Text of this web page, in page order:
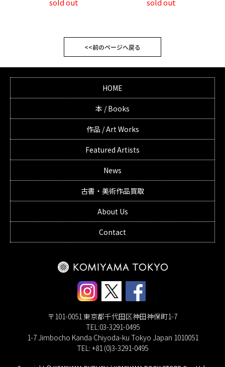
sold out sold out
<<前のページへ戻る
HOME
本 / Books
作品 / Art Works
Featured Artists
News
古書・美術作品買取
About Us
Contact
〒101-0051 東京都千代田区神田神保町1-7
TEL:03-3291-0495
1-7 Jimbocho Kanda Chiyoda-ku Tokyo Japan 1010051
TEL: +81 (0)3-3291-0495